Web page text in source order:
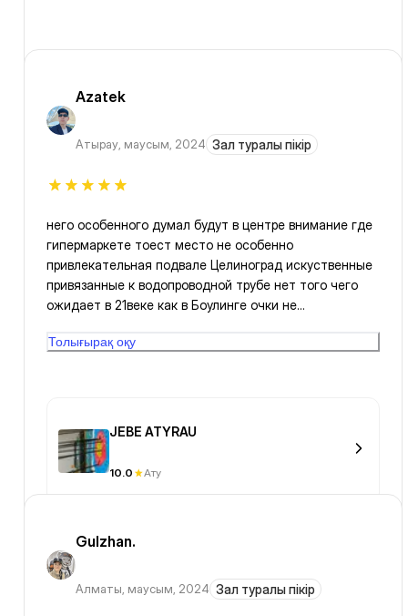
Azatek
Атырау, маусым, 2024 Зал туралы пікір
него особенного думал будут в центре внимание где
гипермаркете тоест место не особенно
привлекательная подвале Целиноград искуственные
привязанные к водопроводной трубе нет того чего
ожидает в 21веке как в Боулинге очки не
атмосферненко.РобинГуд изменить точно не
Толығырақ оқу
JEBE ATYRAU
10.0 Ату
Gulzhan.
Алматы, маусым, 2024 Зал туралы пікір